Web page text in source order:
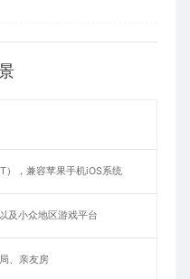
），兼容苹果手机iOS系统
及小众地区游戏平台
、亲友房